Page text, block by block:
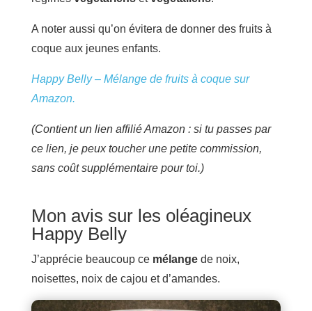
A noter aussi qu’on évitera de donner des fruits à
coque aux jeunes enfants.
Happy Belly – Mélange de fruits à coque sur
Amazon.
(Contient un lien affilié Amazon : si tu passes par
ce lien, je peux toucher une petite commission,
sans coût supplémentaire pour toi.)
Mon avis sur les oléagineux
Happy Belly
J’apprécie beaucoup ce mélange de noix,
noisettes, noix de cajou et d’amandes.